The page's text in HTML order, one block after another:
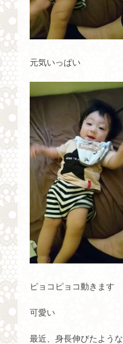
元気いっぱい
ピョコピョコ動きます
可愛い
最近、身長伸びたような